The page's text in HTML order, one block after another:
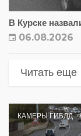
В Курске
06.08.2026
Читать еще
КАМЕРЫ ГИБДД